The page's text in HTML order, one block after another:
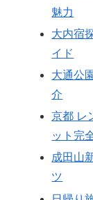
魅力
大内宿
イド
大通公
介
京都 レ
ット完
成田山
ツ